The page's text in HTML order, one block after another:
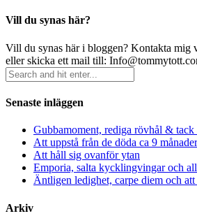
Vill du synas här?
Vill du synas här i bloggen? Kontakta mig
eller skicka ett mail till:
Senaste inläggen
Gubbamoment, rediga rövhål & tack
Att uppstå från de döda ca 9
Att håll sig ovanför ytan
Emporia, salta kycklingvingar och
Äntligen ledighet, carpe diem och
Arkiv